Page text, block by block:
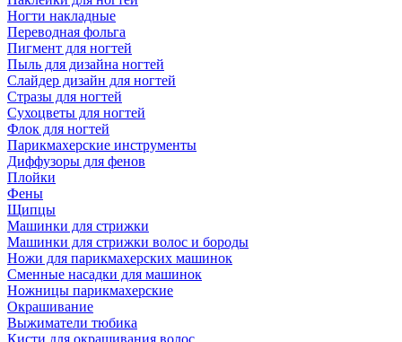
Ногти накладные
Переводная фольга
Пигмент для ногтей
Пыль для дизайна ногтей
Слайдер дизайн для ногтей
Стразы для ногтей
Сухоцветы для ногтей
Флок для ногтей
Парикмахерские инструменты
Диффузоры для фенов
Плойки
Фены
Щипцы
Машинки для стрижки
Машинки для стрижки волос и бороды
Ножи для парикмахерских машинок
Сменные насадки для машинок
Ножницы парикмахерские
Окрашивание
Выжиматели тюбика
Кисти для окрашивания волос